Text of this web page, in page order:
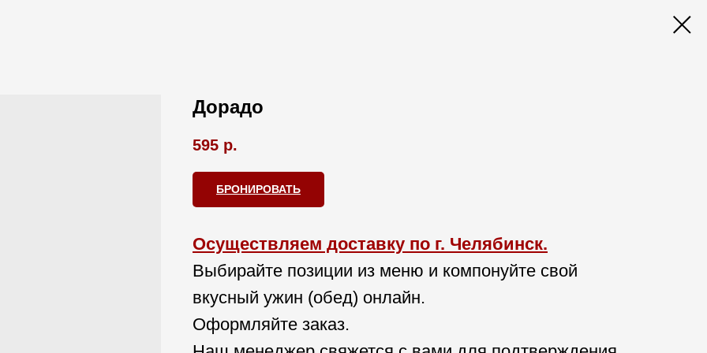
Дорадо
595 р.
БРОНИРОВАТЬ
Осуществляем доставку по г. Челябинск.
Выбирайте позиции из меню и компонуйте свой
вкусный ужин (обед) онлайн.
Оформляйте заказ.